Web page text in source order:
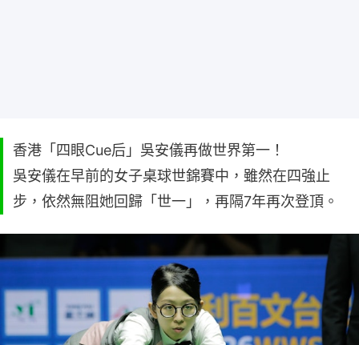
香港「四眼Cue后」吳安儀再做世界第一！
吳安儀在早前的女子桌球世錦賽中，雖然在四強止
步，依然無阻她回歸「世一」，再隔7年再次登頂。